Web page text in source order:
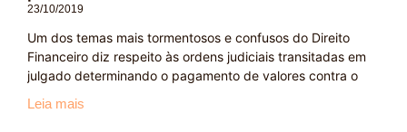
23/10/2019
Um dos temas mais tormentosos e confusos do Direito
Financeiro diz respeito às ordens judiciais transitadas em
julgado determinando o pagamento de valores contra o
Leia mais